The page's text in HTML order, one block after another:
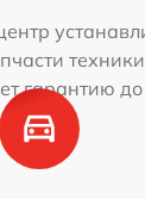
гарантию до